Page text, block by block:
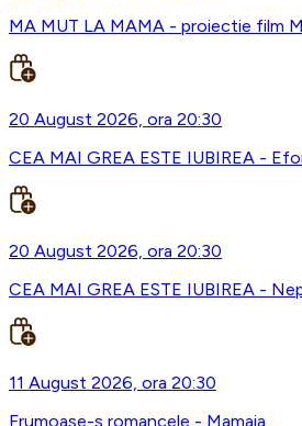
MA MUT LA MAMA - proiectie film
20 August 2026, ora 20:30
CEA MAI GREA ESTE IUBIREA -
20 August 2026, ora 20:30
CEA MAI GREA ESTE IUBIREA -
11 August 2026, ora 20:30
Frumoase-s romancele - Mamaia